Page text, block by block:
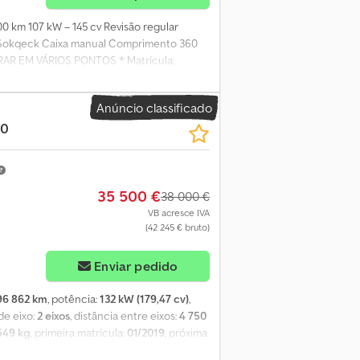
km 107 kW – 145 cv Revisão regular
Caixa manual Comprimento 360
EM VÁRIOS PONTOS * Matrícula:
Anúncio classificado
35 500 €38 000 €
VB acresce IVA
(42 245 € bruto)
Enviar pedido
862 km, potência:132 kW (179,47 cv),
eixo:2 eixos, distância entre eixos:4 750
kg, primeira matrícula: 01/2019, próxima